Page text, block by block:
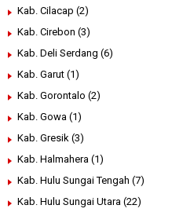
Kab. Cilacap (2)
Kab. Cirebon (3)
Kab. Deli Serdang (6)
Kab. Garut (1)
Kab. Gorontalo (2)
Kab. Gowa (1)
Kab. Gresik (3)
Kab. Halmahera (1)
Kab. Hulu Sungai Tengah (7)
Kab. Hulu Sungai Utara (22)